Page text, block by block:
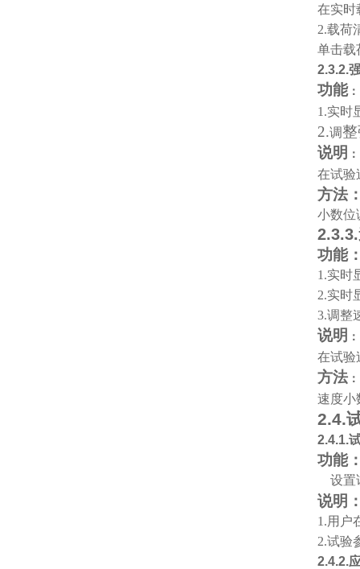
在实时
2.载荷
单击载
2.3.2.
功能：
1.实时
2.调
说明 ：
在试验
方法
小数位
2.3.3.
功能
1.实时
2.实时
3.调整
说明 ：
在试验
方法 ：
速度小
2.4.
2.4.1.
功能
设置
说明
1.用户
2.试验
2.4.2.